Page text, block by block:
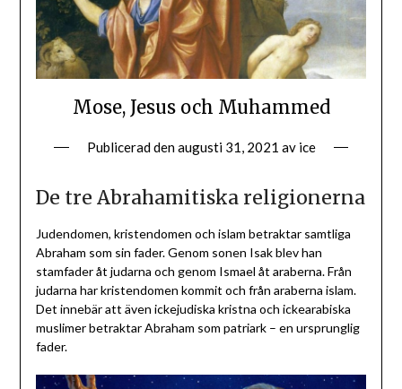
Mose, Jesus och Muhammed
Publicerad denaugusti 31, 2021 av ice
De tre Abrahamitiska religionerna
Judendomen, kristendomen och islam betraktar samtliga
Abraham som sin fader. Genom sonen Isak blev han
stamfader åt judarna och genom Ismael åt araberna. Från
judarna har kristendomen kommit och från araberna islam.
Det innebär att även ickejudiska kristna och ickearabiska
muslimer betraktar Abraham som patriark – en ursprunglig
fader.